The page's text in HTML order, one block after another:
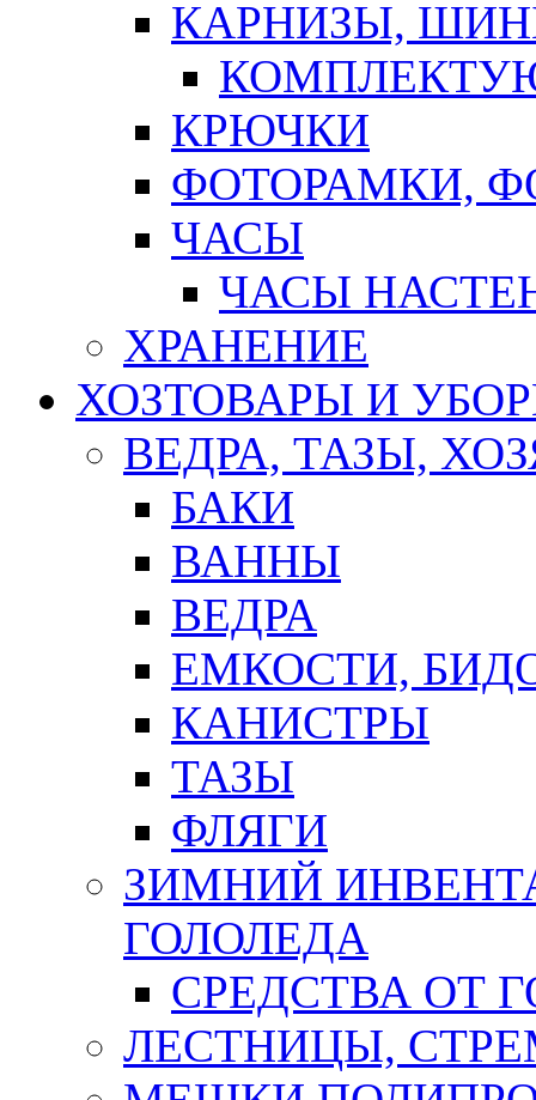
КАРНИЗЫ,
КРЮЧКИ
ФОТОРАМКИ,
ЧАСЫ
ЧАСЫ
ХРАНЕНИЕ
ХОЗТОВАРЫ И
ВЕДРА, ТАЗЫ,
БАКИ
ВАННЫ
ВЕДРА
ЕМКОСТИ,
КАНИСТРЫ
ТАЗЫ
ФЛЯГИ
ЗИМНИЙ
ГОЛОЛЕДА
СРЕДСТВА ОТ
ЛЕСТНИЦЫ,